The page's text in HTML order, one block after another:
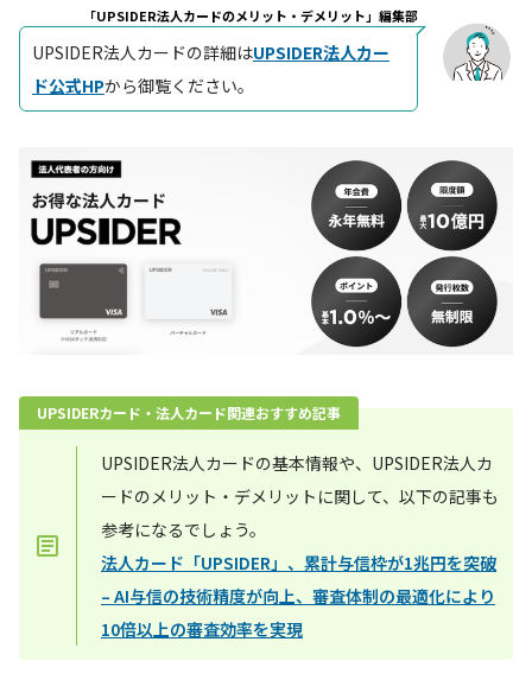
「UPSIDER法人カードのメリット・デメリット」編集部
UPSIDER法人カードの詳細はUPSIDER法人カー
ド公式HPから御覧ください。
UPSIDERカード・法人カード関連おすすめ記事
UPSIDER法人カードの基本情報や、UPSIDER法人カ
ードのメリット・デメリットに関して、以下の記事も
参考になるでしょう。
法人カード「UPSIDER」、累計与信枠が1兆円を突破
– AI与信の技術精度が向上、審査体制の最適化により
10倍以上の審査効率を実現